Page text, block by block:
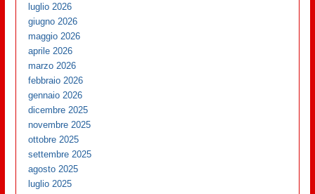
luglio 2026
giugno 2026
maggio 2026
aprile 2026
marzo 2026
febbraio 2026
gennaio 2026
dicembre 2025
novembre 2025
ottobre 2025
settembre 2025
agosto 2025
luglio 2025